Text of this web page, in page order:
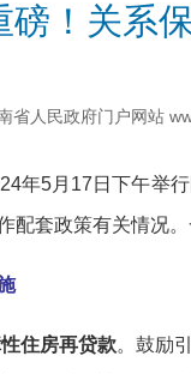
磅！关系
省人民政府门户网站
5月17日下午举行
配套政策有关情况
住房再贷款。鼓励